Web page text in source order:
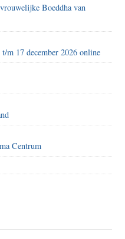
Boeddha van
m 17 december 2026 online
Centrum